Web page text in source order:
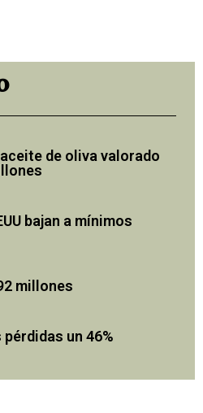
de oliva valorado
bajan a mínimos
millones
un 46%